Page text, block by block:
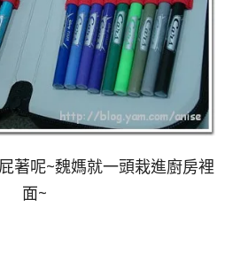
著呢~魏媽就一頭栽進廚房裡
面~